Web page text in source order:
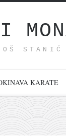
STANIĆ
KARATE